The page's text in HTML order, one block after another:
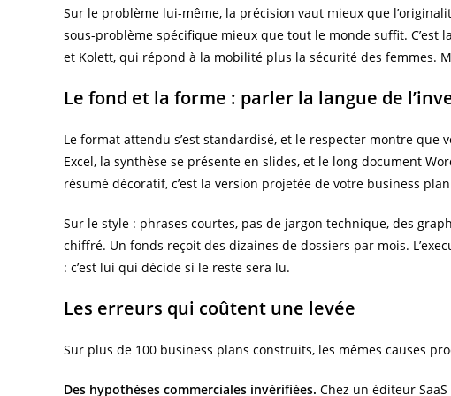
Sur le problème lui-même, la précision vaut mieux que
sous-problème spécifique mieux que tout le monde suffit.
et Kolett, qui répond à la mobilité plus la sécurité des femmes.
Le fond et la forme : parler la langue de
Le format attendu s’est standardisé, et le respecter montre que
Excel, la synthèse se présente en slides, et le long document
résumé décoratif, c’est la version projetée de votre business
Sur le style : phrases courtes, pas de jargon technique, des
chiffré. Un fonds reçoit des dizaines de dossiers par mois.
: c’est lui qui décide si le reste sera lu.
Les erreurs qui coûtent une levée
Sur plus de 100 business plans construits, les mêmes causes
Des hypothèses commerciales invérifiées. Chez un éditeur